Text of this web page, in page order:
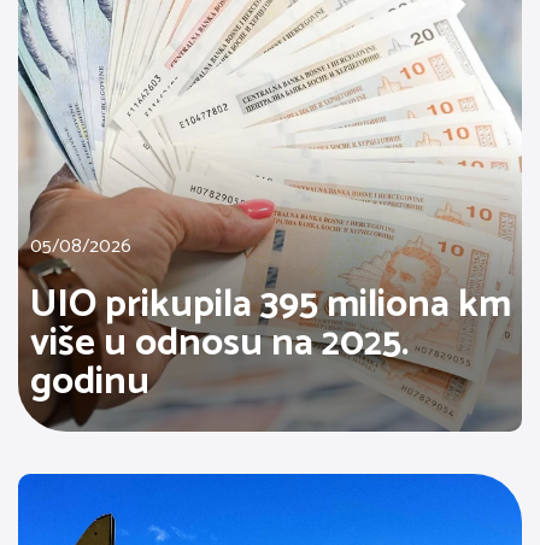
05/08/2026
UIO prikupila 395 miliona km
više u odnosu na 2025.
godinu